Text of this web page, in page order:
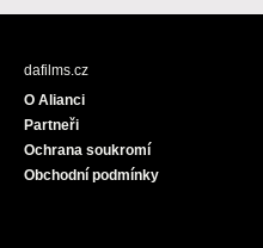
c
dafilms.cz
O Alianci
Partneři
Ochrana soukromí
Obchodní podmínky